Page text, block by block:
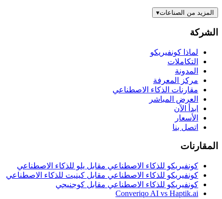
المزيد من الصناعات▾
الشركة
لماذا كونفيريكو
التكاملات
المدونة
مركز المعرفة
مقارنات الذكاء الاصطناعي
العرض المباشر
ابدأ الآن
الأسعار
اتصل بنا
المقارنات
كونفيريكو للذكاء الاصطناعي مقابل يلو للذكاء الاصطناعي
كونفيريكو للذكاء الاصطناعي مقابل كينيت للذكاء الاصطناعي
كونفيريكو للذكاء الاصطناعي مقابل كوجنيجي
Converiqo AI vs Haptik.ai